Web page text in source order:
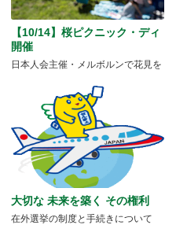
【10/14】桜ピクニック・ディ
開催
日本人会主催・メルボルンで花見を
大切な 未来を築く その権利
在外選挙の制度と手続きについて